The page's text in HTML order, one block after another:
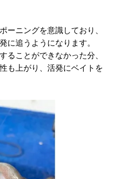
ーニングを意識しており、
に追うようになります。
ることができなかった分、
も上がり、活発にベイトを